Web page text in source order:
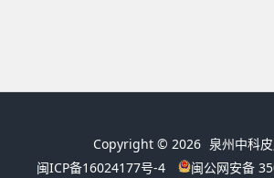
Copyright © 2026 泉州中科
闽ICP备16024177号-4
闽公网安备